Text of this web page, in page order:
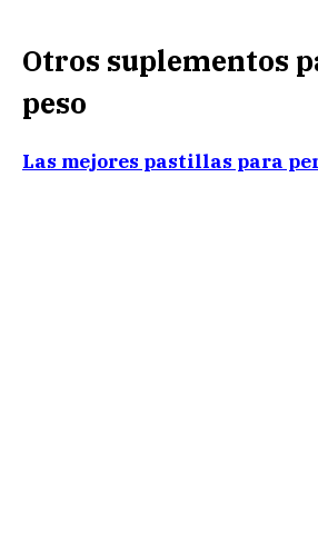
Otros suplementos
peso
Las mejores pastillas para